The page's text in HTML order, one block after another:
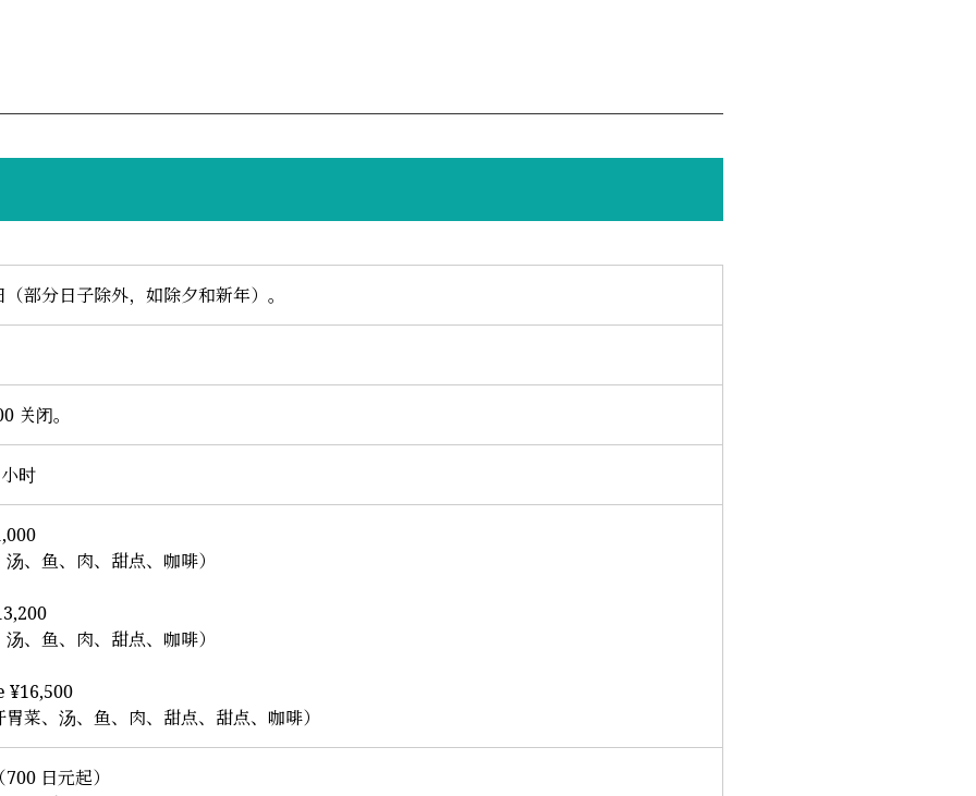
部分日子除外，如除夕和新年）。
关闭。
时
、鱼、肉、甜点、咖啡）
、鱼、肉、甜点、咖啡）
¥16,500
菜、汤、鱼、肉、甜点、甜点、咖啡）
日元起）